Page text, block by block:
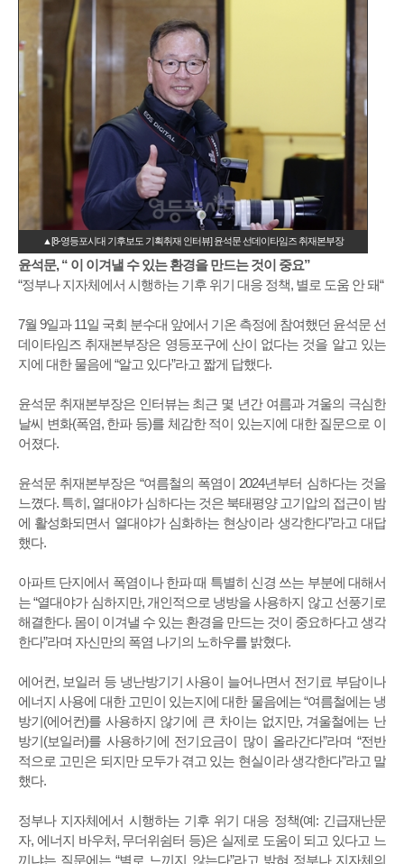
▲[8-영등포시대 기후보도 기획취재 인터뷰] 윤석문 선데이타임즈 취재본부장
윤석문, “ 이 이겨낼 수 있는 환경을 만드는 것이 중요”
“정부나 지자체에서 시행하는 기후 위기 대응 정책, 별로 도움 안 돼“
7월 9일과 11일 국회 분수대 앞에서 기온 측정에 참여했던 윤석문 선
데이타임즈 취재본부장은 영등포구에 산이 없다는 것을 알고 있는
지에 대한 물음에 “알고 있다”라고 짧게 답했다.
윤석문 취재본부장은 인터뷰는 최근 몇 년간 여름과 겨울의 극심한
날씨 변화(폭염, 한파 등)를 체감한 적이 있는지에 대한 질문으로 이
어졌다.
윤석문 취재본부장은 “여름철의 폭염이 2024년부터 심하다는 것을
느꼈다. 특히, 열대야가 심하다는 것은 북태평양 고기압의 접근이 밤
에 활성화되면서 열대야가 심화하는 현상이라 생각한다”라고 대답
했다.
아파트 단지에서 폭염이나 한파 때 특별히 신경 쓰는 부분에 대해서
는 “열대야가 심하지만, 개인적으로 냉방을 사용하지 않고 선풍기로
해결한다. 몸이 이겨낼 수 있는 환경을 만드는 것이 중요하다고 생각
한다”라며 자신만의 폭염 나기의 노하우를 밝혔다.
에어컨, 보일러 등 냉난방기기 사용이 늘어나면서 전기료 부담이나
에너지 사용에 대한 고민이 있는지에 대한 물음에는 “여름철에는 냉
방기(에어컨)를 사용하지 않기에 큰 차이는 없지만, 겨울철에는 난
방기(보일러)를 사용하기에 전기요금이 많이 올라간다”라며 “전반
적으로 고민은 되지만 모두가 겪고 있는 현실이라 생각한다”라고 말
했다.
정부나 지자체에서 시행하는 기후 위기 대응 정책(예: 긴급재난문
자, 에너지 바우처, 무더위쉼터 등)은 실제로 도움이 되고 있다고 느
끼냐는 질문에는 “별로 느끼지 않는다”라고 밝혀 정부나 지자체의